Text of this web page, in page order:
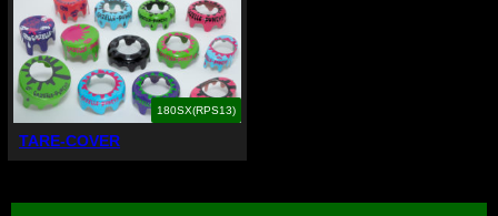
180SX(RPS13)
TARE-COVER